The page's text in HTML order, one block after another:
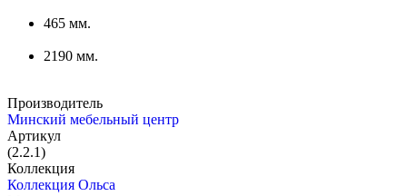
465 мм.
2190 мм.
Производитель
Минский мебельный центр
Артикул
(2.2.1)
Коллекция
Коллекция Ольса